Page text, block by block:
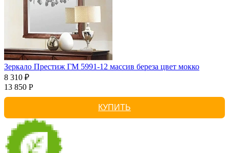
Зеркало Престиж ГМ 5991-12 массив береза цвет мокко
8 310 ₽
13 850 Р
КУПИТЬ